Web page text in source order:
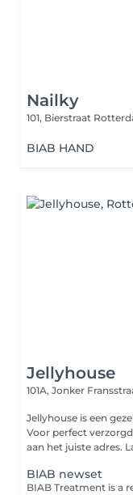
Nailky
101, Bierstraat
BIAB HAND
Jellyhouse
101A, Jonker
Jellyhouse is een
Voor perfect
aan het juiste adres.
BIAB newset